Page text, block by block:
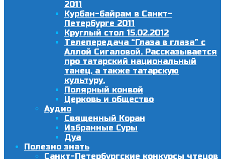
2011
Курбан-байрам в Санкт-
Петербурге 2011
Круглый стол 15.02.2012
Телепередача “Глаза в глаза” с
Аллой Сигаловой. Рассказывается
про татарский национальный
танец, а также татарскую
культуру.
Полярный конвой
Церковь и общество
Аудио
Священный Коран
Избранные Суры
Дуа
Полезно знать
Санкт-Петербургские конкурсы чтецов